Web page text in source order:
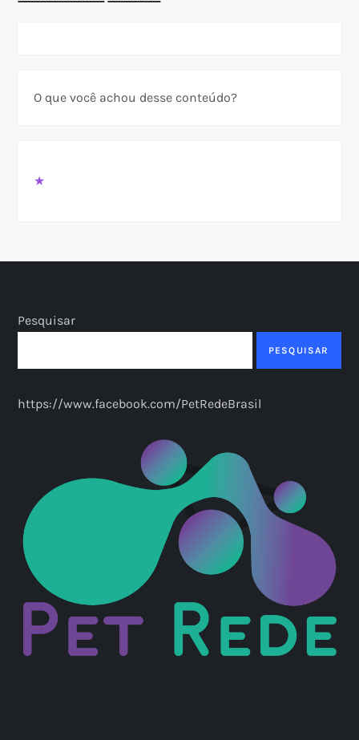
O que você achou desse conteúdo?
★
Pesquisar
PESQUISAR
https://www.facebook.com/PetRedeBrasil